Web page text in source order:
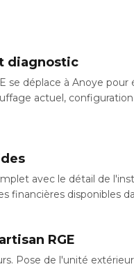
diagnostic
se déplace à Anoye
actuel,
avec le détail de
financières disponibles
RGE
Pose de l'unité